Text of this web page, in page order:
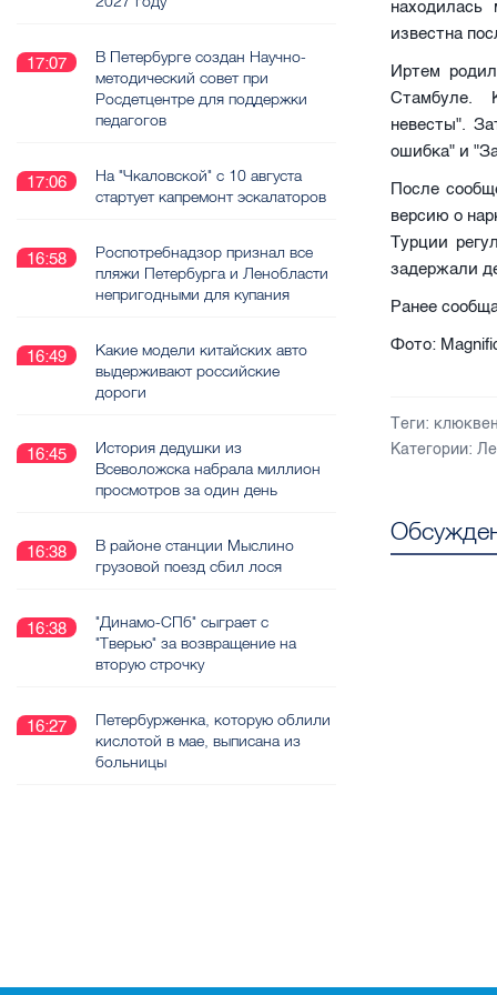
известна
Иртем
Стамбуле.
невесты".
ошибка" и
После
версию о
Турции
задержали
Ранее
Фото:
Теги:
Категории:
17:07
В Петербурге создан Научно-
методический совет при
Росдетцентре для поддержки
педагогов
17:06
На "Чкаловской" с 10 августа
стартует капремонт эскалаторов
16:58
Роспотребнадзор признал все
пляжи Петербурга и Ленобласти
непригодными для купания
16:49
Какие модели китайских авто
выдерживают российские
дороги
16:45
История дедушки из
Всеволожска набрала миллион
просмотров за один день
16:38
В районе станции Мыслино
грузовой поезд сбил лося
16:38
"Динамо-СПб" сыграет с
"Тверью" за возвращение на
вторую строчку
16:27
Петербурженка, которую облили
кислотой в мае, выписана из
больницы